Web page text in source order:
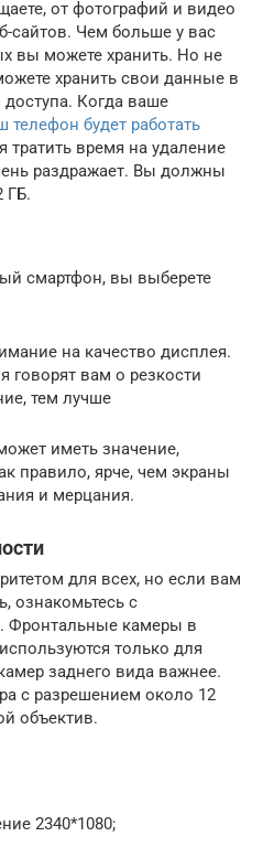
от фотографий и видео
сайтов. Чем больше у вас
вы можете хранить. Но не
хранить свои данные в
Когда ваше
телефон будет работать
тратить время на удаление
раздражает. Вы должны
ГБ.
смартфон, вы выберете
на качество дисплея.
говорят вам о резкости
тем лучше
иметь значение,
правило, ярче, чем экраны
и мерцания.
для всех, но если вам
ознакомьтесь с
Фронтальные камеры в
только для
заднего вида важнее.
с разрешением около 12
объектив.
2340*1080;